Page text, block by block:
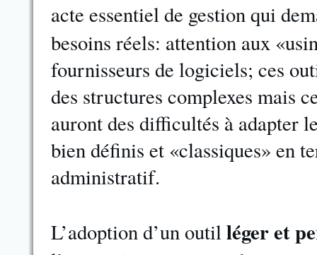
acte essentiel de gestion qui
besoins réels: attention aux
fournisseurs de logiciels; ces
des structures complexes mais
auront des difficultés à adapter
bien définis et «classiques» en
administratif.
L’adoption d’un outilléger et